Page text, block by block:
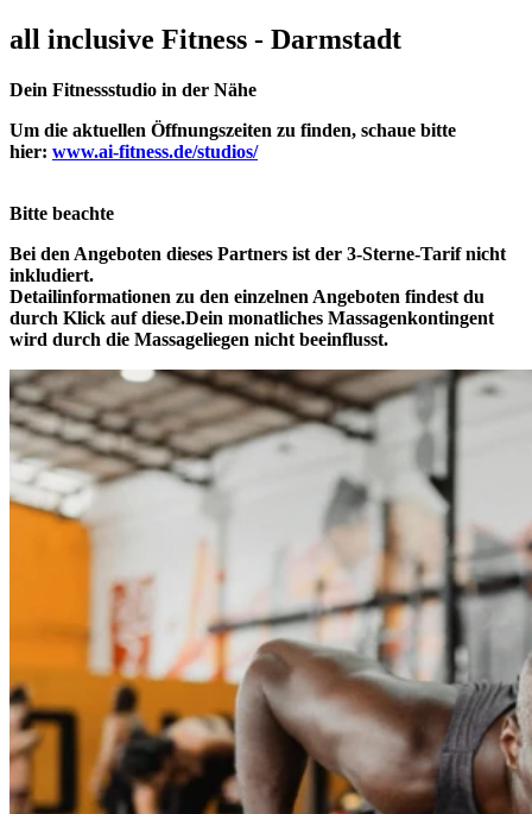
all inclusive Fitness - Darmstadt
Dein Fitnessstudio in der Nähe
Um die aktuellen Öffnungszeiten zu finden, schaue bitte
hier: www.ai-fitness.de/studios/
Bitte beachte
Bei den Angeboten dieses Partners ist der 3-Sterne-Tarifnicht
inkludiert.
Detailinformationen zu den einzelnen Angeboten findest du
durch Klick auf diese.Dein monatliches Massagenkontingent
wird durch die Massageliegen nicht beeinflusst.